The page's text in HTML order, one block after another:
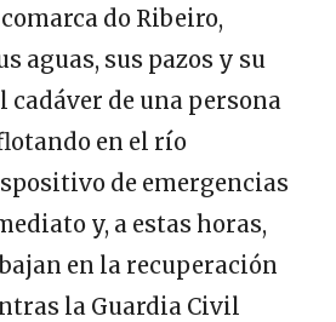
do Ribeiro,
aguas, sus pazos y su
de una persona
en el río
de emergencias
y, a estas horas,
en la recuperación
la Guardia Civil